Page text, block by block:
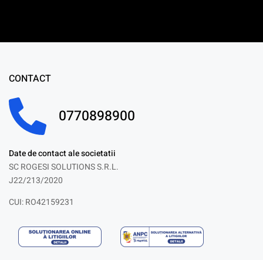
CONTACT
0770898900
Date de contact ale societatii
SC ROGESI SOLUTIONS S.R.L.
J22/213/2020
CUI: RO42159231